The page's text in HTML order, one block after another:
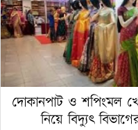
দোকানপাট ও শপিংমল
নিয়ে বিদ্যুৎ